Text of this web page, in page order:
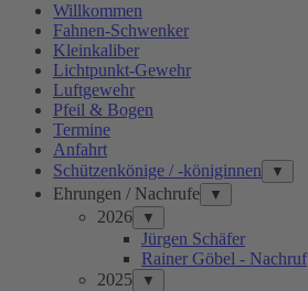
Willkommen
Fahnen-Schwenker
Kleinkaliber
Lichtpunkt-Gewehr
Luftgewehr
Pfeil & Bogen
Termine
Anfahrt
Schützenkönige / -königinnen
▼
Ehrungen / Nachrufe ▼
2026 ▼
Jürgen Schäfer
Rainer Göbel - Nachruf
2025
▼